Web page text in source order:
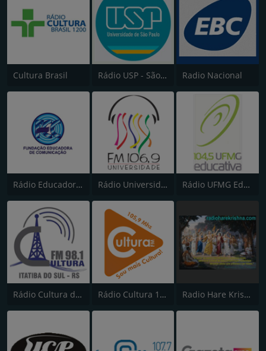
Cultura Brasil Rádio USP - São Paulo Radio Nacional
Rádio Educadora 1390 AM Rádio Universidade FM 106.9 Rádio UFMG Educativa
Rádio Cultura de Itatiba 105.9 Rádio Cultura 105 FM Radio Hare Krishna